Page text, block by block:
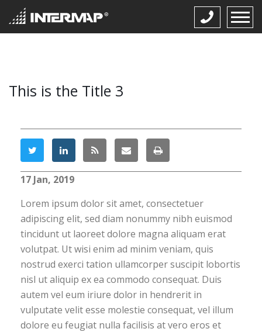
This is the Title 3
17 Jan, 2019
Lorem ipsum dolor sit amet, consectetuer
adipiscing elit, sed diam nonummy nibh euismod
tincidunt ut laoreet dolore magna aliquam erat
volutpat. Ut wisi enim ad minim veniam, quis
nostrud exerci tation ullamcorper suscipit lobortis
nisl ut aliquip ex ea commodo consequat. Duis
autem vel eum iriure dolor in hendrerit in
vulputate velit esse molestie consequat, vel illum
dolore eu feugiat nulla facilisis at vero eros et